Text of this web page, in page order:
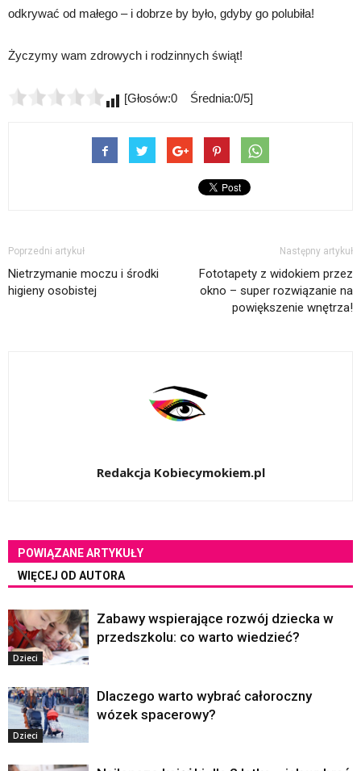
odkrywać od małego – i dobrze by było, gdyby go polubiła!
Życzymy wam zdrowych i rodzinnych świąt!
[Głosów:0 Średnia:0/5]
Poprzedni artykuł
Nietrzymanie moczu i środki
higieny osobistej
Następny artykuł
Fototapety z widokiem przez
okno – super rozwiązanie na
powiększenie wnętrza!
Redakcja Kobiecymokiem.pl
POWIĄZANE ARTYKUŁY
WIĘCEJ OD AUTORA
Dzieci
Zabawy wspierające rozwój dziecka w
przedszkolu: co warto wiedzieć?
Dzieci
Dlaczego warto wybrać całoroczny
wózek spacerowy?